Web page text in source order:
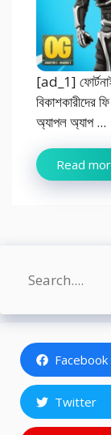
[ad_1]
বিকাশকারীদের
অ্যাপল অ্যাপ ...
Read
Search
Facebook
Twitter